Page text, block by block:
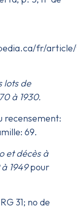
fr/
lots de
à 1930.
recensement:
69.
et décès à
1949pour
31; no de